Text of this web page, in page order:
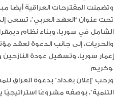
وتضمنت المقترحات العراقية أيضا
تحت عنوان “العهد العربي”، تسعى
الشامل في سوريا، وبناء نظام
والحريات، إلى جانب الدعوة لعقد
إعمار سوريا، وتسهيل عودة
وكريم.
ورحب “إعلان بغداد” بدعوة العراق
التنمية”، بوصفه مشروعًا استراتيجيًا